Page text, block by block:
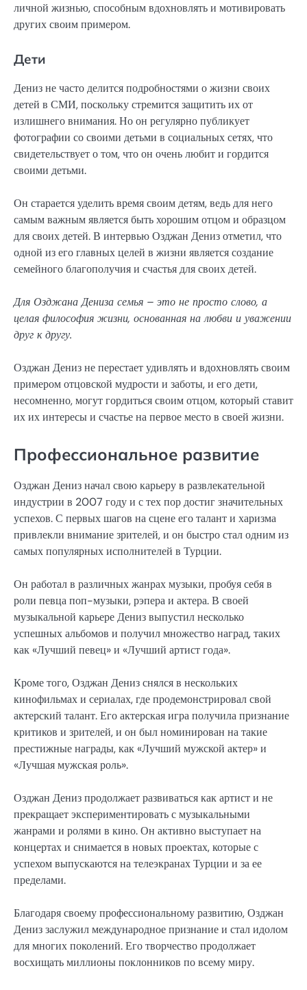
личной жизнью, способным вдохновлять и мотивировать
других своим примером.
Дети
Дениз не часто делится подробностями о жизни своих
детей в СМИ, поскольку стремится защитить их от
излишнего внимания. Но он регулярно публикует
фотографии со своими детьми в социальных сетях, что
свидетельствует о том, что он очень любит и гордится
своими детьми.
Он старается уделить время своим детям, ведь для него
самым важным является быть хорошим отцом и образцом
для своих детей. В интервью Озджан Дениз отметил, что
одной из его главных целей в жизни является создание
семейного благополучия и счастья для своих детей.
Для Озджана Дениза семья – это не просто слово, а
целая философия жизни, основанная на любви и уважении
друг к другу.
Озджан Дениз не перестает удивлять и вдохновлять своим
примером отцовской мудрости и заботы, и его дети,
несомненно, могут гордиться своим отцом, который ставит
их их интересы и счастье на первое место в своей жизни.
Профессиональное развитие
Озджан Дениз начал свою карьеру в развлекательной
индустрии в 2007 году и с тех пор достиг значительных
успехов. С первых шагов на сцене его талант и харизма
привлекли внимание зрителей, и он быстро стал одним из
самых популярных исполнителей в Турции.
Он работал в различных жанрах музыки, пробуя себя в
роли певца поп-музыки, рэпера и актера. В своей
музыкальной карьере Дениз выпустил несколько
успешных альбомов и получил множество наград, таких
как «Лучший певец» и «Лучший артист года».
Кроме того, Озджан Дениз снялся в нескольких
кинофильмах и сериалах, где продемонстрировал свой
актерский талант. Его актерская игра получила признание
критиков и зрителей, и он был номинирован на такие
престижные награды, как «Лучший мужской актер» и
«Лучшая мужская роль».
Озджан Дениз продолжает развиваться как артист и не
прекращает экспериментировать с музыкальными
жанрами и ролями в кино. Он активно выступает на
концертах и снимается в новых проектах, которые с
успехом выпускаются на телеэкранах Турции и за ее
пределами.
Благодаря своему профессиональному развитию, Озджан
Дениз заслужил международное признание и стал идолом
для многих поколений. Его творчество продолжает
восхищать миллионы поклонников по всему миру.